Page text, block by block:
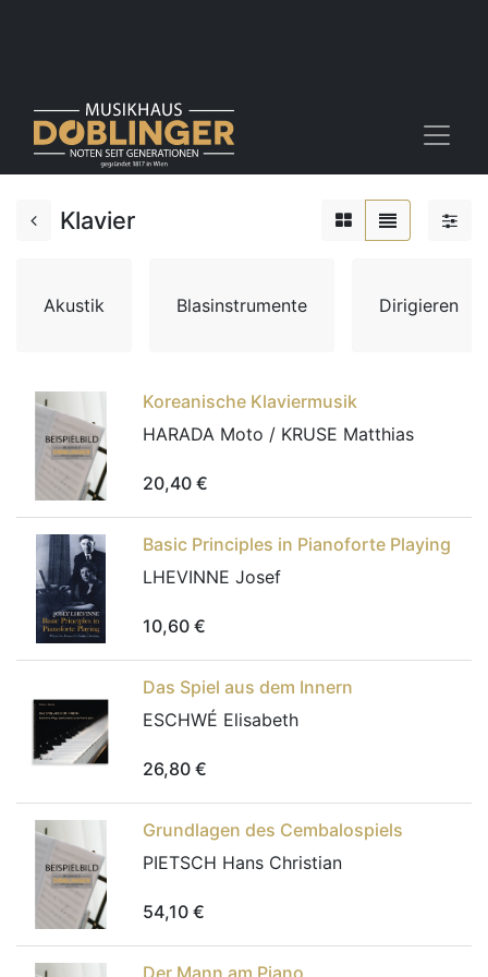
Klavier
Akustik Blasinstrumente Dirigieren
Koreanische Klaviermusik
HARADA Moto / KRUSE Matthias
20,40 €
Basic Principles in Pianoforte Playing
LHEVINNE Josef
10,60 €
Das Spiel aus dem Innern
ESCHWÉ Elisabeth
26,80 €
Grundlagen des Cembalospiels
PIETSCH Hans Christian
54,10 €
Der Mann am Piano